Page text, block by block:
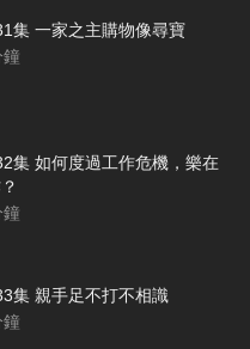
集 一家之主購物像尋寶
集 如何度過工作危機，樂在
集 親手足不打不相識